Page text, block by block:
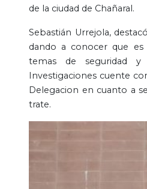
de la ciudad de Chañaral.
Sebastián Urrejola,
dando a conocer que
temas de seguridad
Investigaciones cuente
Delegacion en cuanto a
trate.